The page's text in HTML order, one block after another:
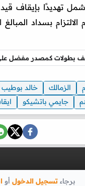
شمل تهديدًا بإيقاف
بسداد
أضف بطولات كمصدر مفضل
الزمالك خالد بوطيب
جايمي باتشيكو
برجاء تسجيل الدخول أو